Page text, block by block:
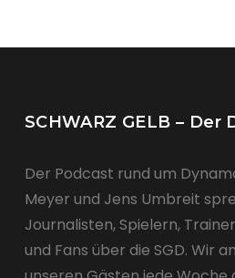
SCHWARZ GELB –
Der Podcast rund um
Meyer und Jens Umbreit
Journalisten, Spielern,
und Fans über die SGD. Wir